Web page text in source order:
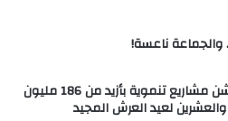
ناعسة!
عامل إقليم صفرو يطلق ويدشن مشاريع تنموية بأزيد من 186 مليون
لعيد العرش المجيد